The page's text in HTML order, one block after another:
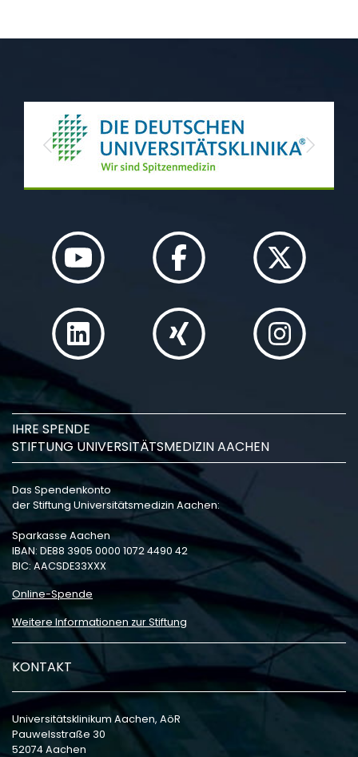
Previous Next
IHRE SPENDE
STIFTUNG UNIVERSITÄTSMEDIZIN AACHEN
Das Spendenkonto
der Stiftung Universitätsmedizin Aachen:
Sparkasse Aachen
IBAN: DE88 3905 0000 1072 4490 42
BIC: AACSDE33XXX
Online-Spende
Weitere Informationen zur Stiftung
KONTAKT
Universitätsklinikum Aachen, AöR
Pauwelsstraße 30
52074 Aachen